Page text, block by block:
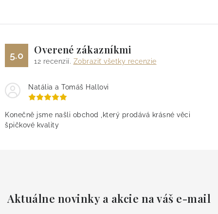
5.0 Overené zákazníkmi
12 recenzií. Zobraziť všetky recenzie
Natália a Tomáš Hallovi
Konečně jsme našli obchod ,který prodává krásné věci
špičkové kvality
Aktuálne novinky a akcie na váš e-mail